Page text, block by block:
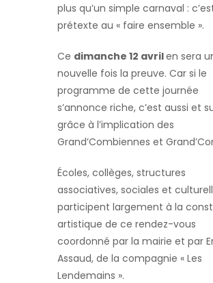
plus qu’un simple carnaval :
prétexte au « faire ensemble ».
Ce dimanche 12 avrilen sera
nouvelle fois la preuve. Car si le
programme de cette journée
s’annonce riche, c’est aussi et
grâce à l’implication des
Grand’Combiennes et
Écoles, collèges, structures
associatives, sociales et
participent largement à la
artistique de ce rendez-vous
coordonné par la mairie et par
Assaud, de la compagnie « Les
Lendemains ».